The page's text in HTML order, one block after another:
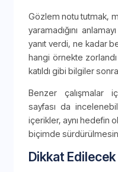
Gözlem notu tutmak,
yaramadığını
yanıt verdi, ne kadar
hangi örnekte
katıldı gibi bilgiler
Benzer çalışmalar
sayfası da
içerikler, aynı hedefin
biçimde sürdürülmesini
Dikkat